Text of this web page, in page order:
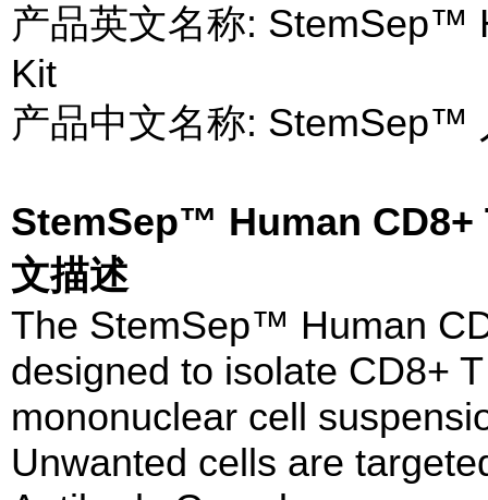
产品英文名称: StemSep™
Kit
产品中文名称: StemSep™
StemSep™ Human
文描述
The StemSep™ Human
designed to isolate CD8+
mononuclear cell
Unwanted cells are